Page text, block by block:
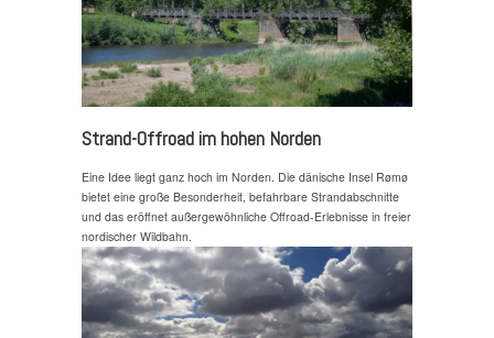
Strand-Offroad im hohen Norden
Eine Idee liegt ganz hoch im Norden. Die dänische Insel Rømø
bietet eine große Besonderheit, befahrbare Strandabschnitte
und das eröffnet außergewöhnliche Offroad-Erlebnisse in freier
nordischer Wildbahn.